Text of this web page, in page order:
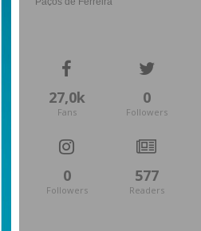
27,0k
Fans
0
Followers
0
Followers
577
Readers